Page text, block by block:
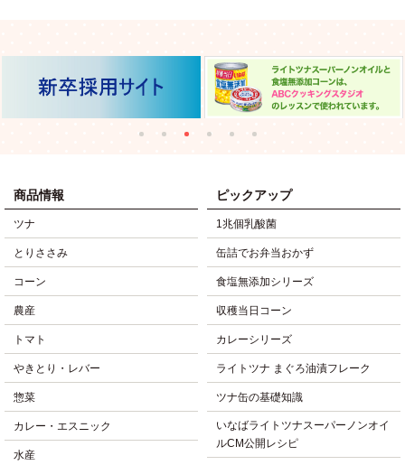
商品情報
ツナ
とりささみ
コーン
農産
トマト
やきとり・レバー
惣菜
カレー・エスニック
水産
ピックアップ
1兆個乳酸菌
缶詰でお弁当おかず
食塩無添加シリーズ
収穫当日コーン
カレーシリーズ
ライトツナ まぐろ油漬フレーク
ツナ缶の基礎知識
いなばライトツナスーパーノンオイ
ルCM公開レシピ